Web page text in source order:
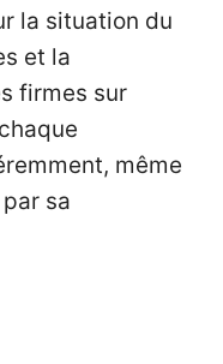
la situation du
et la
firmes sur
même
sa